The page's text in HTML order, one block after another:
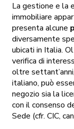
La gestione e la
immobiliare
presenta alcune
diversamente
ubicati in Italia.
verifica di
oltre
italiano, può
negozio sia la
con il consenso
Sede (cfr. CIC,